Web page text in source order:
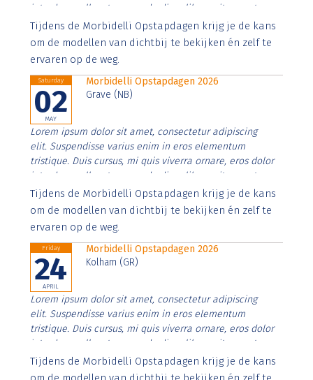
interdum nulla, ut commodo diam libero vitae erat.
Aenean faucibus nibh et justo cursus id rutrum lorem
imperdiet. Nunc ut sem vitae risus tristique posuere.
Tijdens de Morbidelli Opstapdagen krijg je de kans
om de modellen van dichtbij te bekijken én zelf te
ervaren op de weg.
Saturday
02
MAY
Morbidelli Opstapdagen 2026
Grave (NB)
Lorem ipsum dolor sit amet, consectetur adipiscing
elit. Suspendisse varius enim in eros elementum
tristique. Duis cursus, mi quis viverra ornare, eros dolor
interdum nulla, ut commodo diam libero vitae erat.
Aenean faucibus nibh et justo cursus id rutrum lorem
imperdiet. Nunc ut sem vitae risus tristique posuere.
Tijdens de Morbidelli Opstapdagen krijg je de kans
om de modellen van dichtbij te bekijken én zelf te
ervaren op de weg.
Friday
24
APRIL
Morbidelli Opstapdagen 2026
Kolham (GR)
Lorem ipsum dolor sit amet, consectetur adipiscing
elit. Suspendisse varius enim in eros elementum
tristique. Duis cursus, mi quis viverra ornare, eros dolor
interdum nulla, ut commodo diam libero vitae erat.
Aenean faucibus nibh et justo cursus id rutrum lorem
imperdiet. Nunc ut sem vitae risus tristique posuere.
Tijdens de Morbidelli Opstapdagen krijg je de kans